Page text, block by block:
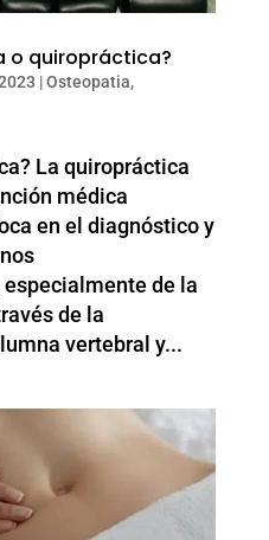
o quiropráctica?
|Osteopatia,
La quiropráctica
médica
en el diagnóstico y
de la
de la
vertebral y...